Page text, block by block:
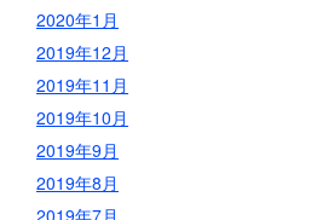
2020年1月
2019年12月
2019年11月
2019年10月
2019年9月
2019年8月
2019年7月